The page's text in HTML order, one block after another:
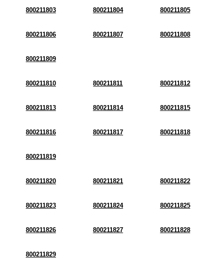
800211803 800211804 800211805
800211806 800211807 800211808
800211809
800211810 800211811 800211812
800211813 800211814 800211815
800211816 800211817 800211818
800211819
800211820 800211821 800211822
800211823 800211824 800211825
800211826 800211827 800211828
800211829